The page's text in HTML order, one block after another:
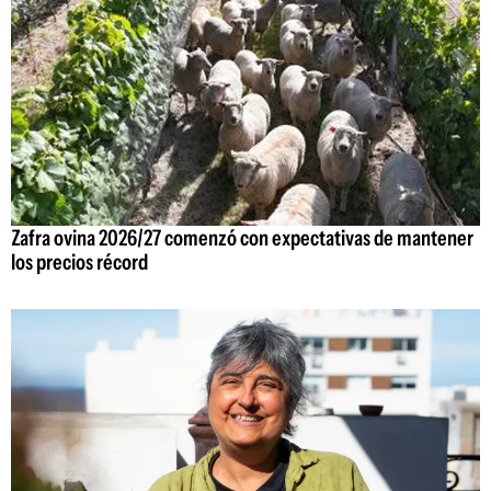
Zafra ovina 2026/27 comenzó con expectativas de mantener
los precios récord